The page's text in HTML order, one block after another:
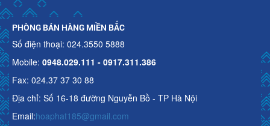
PHÒNG BÁN HÀNG MIỀN BẮC
Số điện thoại: 024.3550 5888
Mobile: 0948.029.111 - 0917.311.386
Fax: 024.37 37 30 88
Địa chỉ: Số 16-18 đường Nguyễn Bồ - TP Hà Nội
Email:hoaphat185@gmail.com